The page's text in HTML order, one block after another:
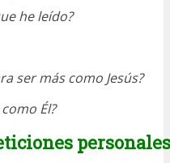
he leído?
ser más como Jesús?
Él?
personales